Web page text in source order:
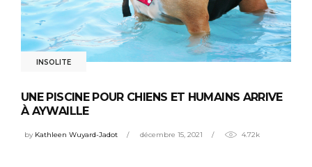
INSOLITE
UNE PISCINE POUR CHIENS ET HUMAINS ARRIVE
À AYWAILLE
by Kathleen Wuyard-Jadot décembre 15, 2021 4.72k